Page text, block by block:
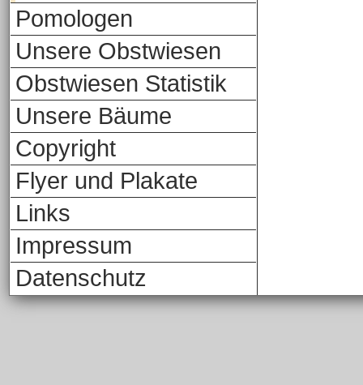
Pomologen
Unsere Obstwiesen
Obstwiesen Statistik
Unsere Bäume
Copyright
Flyer und Plakate
Links
Impressum
Datenschutz